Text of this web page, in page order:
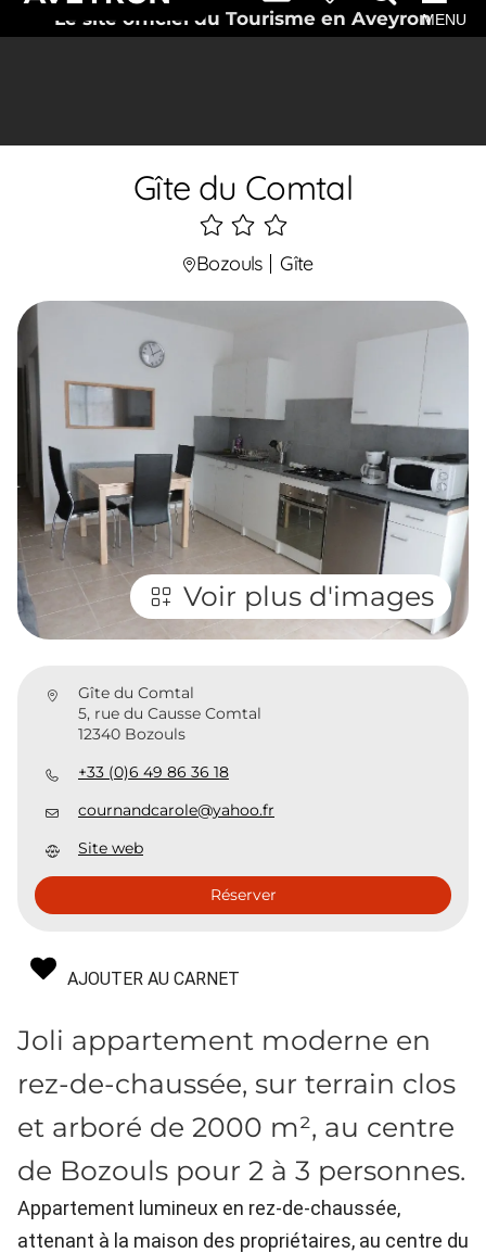
Le site officiel du Tourisme en AveyronMENU
Gîte du Comtal
3
étoiles
Bozouls Gîte
Voir plus d'images
Gîte du Comtal
5, rue du Causse Comtal
12340 Bozouls
+33 (0)6 49 86 36 18
cournandcarole@yahoo.fr
Site web
Réserver
AJOUTER AU CARNET
Joli appartement moderne en
rez-de-chaussée, sur terrain clos
et arboré de 2000 m², au centre
de Bozouls pour 2 à 3 personnes.
Appartement lumineux en rez-de-chaussée,
attenant à la maison des propriétaires, au centre du